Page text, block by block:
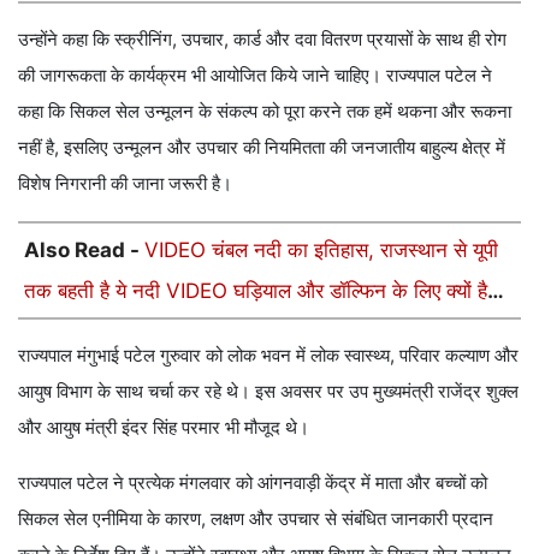
उन्होंने कहा कि स्क्रीनिंग, उपचार, कार्ड और दवा वितरण प्रयासों के साथ ही रोग
की जागरूकता के कार्यक्रम भी आयोजित किये जाने चाहिए। राज्यपाल पटेल ने
कहा कि सिकल सेल उन्मूलन के संकल्प को पूरा करने तक हमें थकना और रूकना
नहीं है, इसलिए उन्मूलन और उपचार की नियमितता की जनजातीय बाहुल्य क्षेत्र में
विशेष निगरानी की जाना जरूरी है।
Also Read - VIDEO चंबल नदी का इतिहास, राजस्थान से यूपी
तक बहती है ये नदी VIDEO घड़ियाल और डॉल्फिन के लिए क्यों है
राज्यपाल मंगुभाई पटेल गुरुवार को लोक भवन में लोक स्वास्थ्य, परिवार कल्याण और
आयुष विभाग के साथ चर्चा कर रहे थे। इस अवसर पर उप मुख्यमंत्री राजेंद्र शुक्ल
और आयुष मंत्री इंदर सिंह परमार भी मौजूद थे।
राज्यपाल पटेल ने प्रत्येक मंगलवार को आंगनवाड़ी केंद्र में माता और बच्चों को
सिकल सेल एनीमिया के कारण, लक्षण और उपचार से संबंधित जानकारी प्रदान